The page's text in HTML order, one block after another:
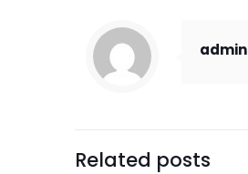
admin
Related posts